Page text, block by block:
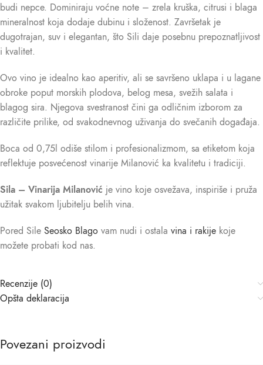
budi nepce. Dominiraju voćne note – zrela kruška, citrusi i blaga
mineralnost koja dodaje dubinu i složenost. Završetak je
dugotrajan, suv i elegantan, što Sili daje posebnu prepoznatljivost
i kvalitet.
Ovo vino je idealno kao aperitiv, ali se savršeno uklapa i u lagane
obroke poput morskih plodova, belog mesa, svežih salata i
blagog sira. Njegova svestranost čini ga odličnim izborom za
različite prilike, od svakodnevnog uživanja do svečanih događaja.
Boca od 0,75l odiše stilom i profesionalizmom, sa etiketom koja
reflektuje posvećenost vinarije Milanović ka kvalitetu i tradiciji.
Sila – Vinarija Milanović je vino koje osvežava, inspiriše i pruža
užitak svakom ljubitelju belih vina.
Pored Sile Seosko Blago vam nudi i ostala vina i rakije koje
možete probati kod nas.
Recenzije (0)
Opšta deklaracija
Povezani proizvodi